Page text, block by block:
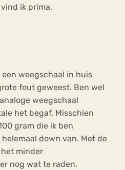
ik prima.
weegschaal in huis
fout geweest. Ben wel
weegschaal
het begaf. Misschien
gram die ik ben
down van. Met de
minder
nog wat te raden.